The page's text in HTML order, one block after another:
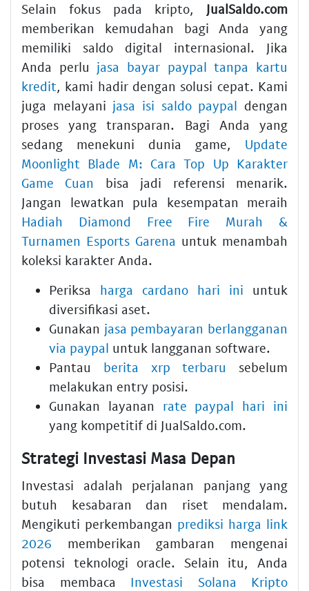
Selain fokus pada kripto, JualSaldo.com
memberikan kemudahan bagi Anda yang
memiliki saldo digital internasional. Jika
Anda perlu jasa bayar paypal tanpa kartu
kredit, kami hadir dengan solusi cepat. Kami
juga melayani jasa isi saldo paypal dengan
proses yang transparan. Bagi Anda yang
sedang menekuni dunia game, Update
Moonlight Blade M: Cara Top Up Karakter
Game Cuan
bisa jadi referensi menarik.
Jangan lewatkan pula kesempatan meraih
Hadiah Diamond Free Fire Murah &
Turnamen Esports Garena untuk menambah
koleksi karakter Anda.
Periksa harga cardano hari ini untuk
diversifikasi aset.
Gunakan jasa pembayaran berlangganan
via paypal untuk langganan software.
Pantau berita xrp terbaru sebelum
melakukan entry posisi.
Gunakan layanan rate paypal hari ini
yang kompetitif di JualSaldo.com.
Strategi Investasi Masa Depan
Investasi adalah perjalanan panjang yang
butuh kesabaran dan riset mendalam.
Mengikuti perkembangan prediksi harga link
2026 memberikan gambaran mengenai
potensi teknologi oracle. Selain itu, Anda
bisa membaca Investasi Solana Kripto